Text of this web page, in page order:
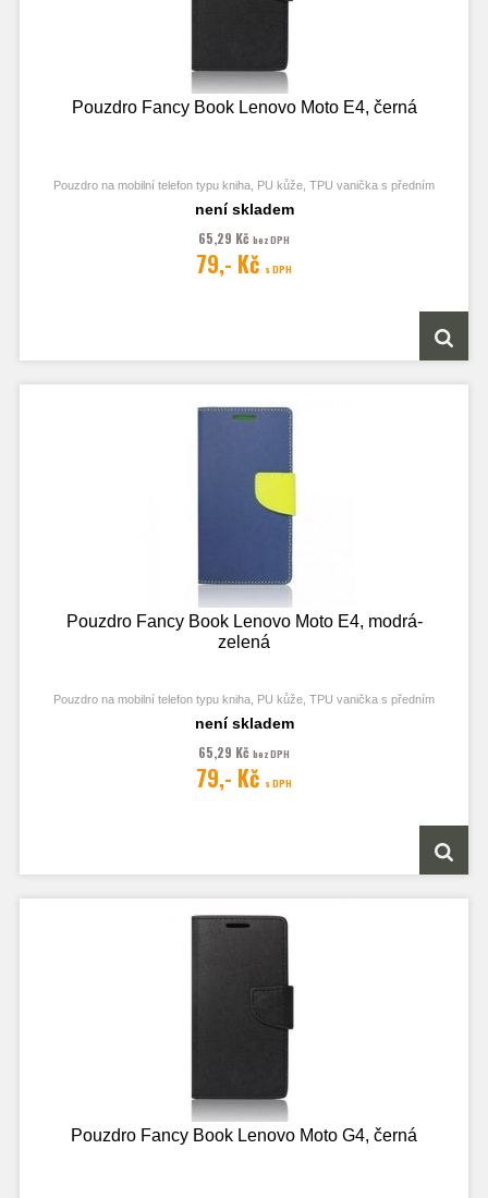
Pouzdro Fancy Book Lenovo Moto E4, černá
Pouzdro na mobilní telefon typu kniha, PU kůže, TPU vanička s předním
odklápěcím krytem, kapsy na karty, zavírání pomocí magnetu
Obrázek je pouze ilustrační a zobrazuje Stejná Pouzdra pro jiný model
není skladem
65,29 Kč bez DPH
79,- Kč s DPH
Pouzdro Fancy Book Lenovo Moto E4, modrá-
zelená
Pouzdro na mobilní telefon typu kniha, PU kůže, TPU vanička s předním
odklápěcím krytem, kapsy na karty, zavírání pomocí magnetu
Obrázek je pouze ilustrační a zobrazuje Stejná Pouzdra pro jiný model
není skladem
65,29 Kč bez DPH
79,- Kč s DPH
Pouzdro Fancy Book Lenovo Moto G4, černá